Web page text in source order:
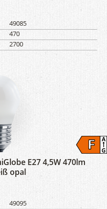
49085
470
2700
E27 4,5W 470lm
opal
49095